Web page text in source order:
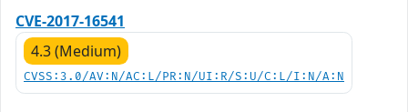
CVE-2017-16541
4.3 (Medium)
CVSS:3.0/AV:N/AC:L/PR:N/UI:R/S:U/C:L/I:N/A:N